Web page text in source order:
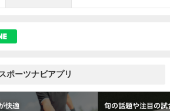
ポーツナビアプリ